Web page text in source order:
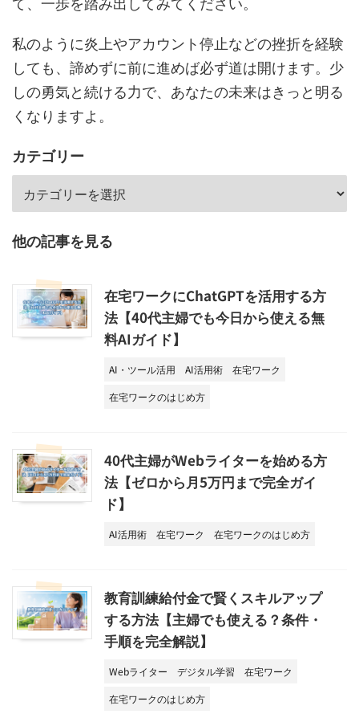
私のように炎上やアカウント停止などの挫折を経験
しても、諦めずに前に進めば必ず道は開けます。少
しの勇気と続ける力で、あなたの未来はきっと明る
くなりますよ。
カテゴリー
他の記事を見る
在宅ワークにChatGPTを活用する方
法【40代主婦でも今日から使える無
料AIガイド】
AI・ツール活用 AI活用術
在宅ワーク
在宅ワークのはじめ方
40代主婦がWebライターを始める方
法【ゼロから月5万円まで完全ガイ
ド】
AI活用術 在宅ワーク 在宅ワークのはじめ方
教育訓練給付金で賢くスキルアップ
する方法【主婦でも使える？条件・
手順を完全解説】
Webライター デジタル学習
在宅ワーク
在宅ワークのはじめ方